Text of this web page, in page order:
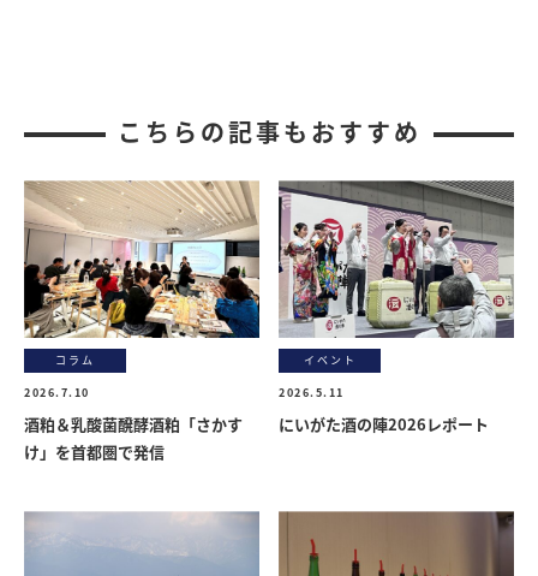
こちらの記事もおすすめ
酒粕＆乳酸菌醗酵酒粕「さかす
け」を首都圏で発信
コラム
2026.7.10
にいがた酒の陣2026レポート
イベント
2026.5.11